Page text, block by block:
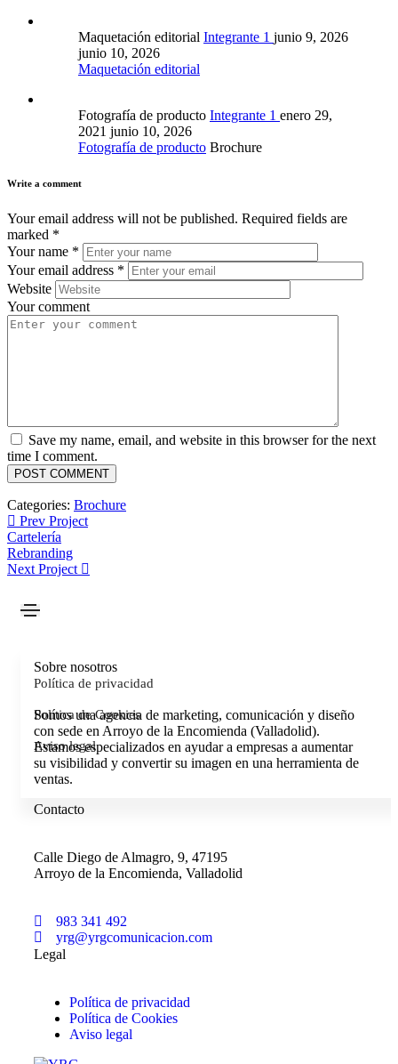
Maquetación editorial Integrante 1 junio 9, 2026
junio 10, 2026
Maquetación editorial
Fotografía de producto Integrante 1 enero 29,
2021 junio 10, 2026
Fotografía de producto Brochure
Write a comment
Your email address will not be published. Required fields are
marked *
Your name *
Your email address *
Website
Your comment
Save my name, email, and website in this browser for the next
time I comment.
Categories: Brochure
Prev Project
Cartelería
Rebranding
Next Project
Política de privacidad
Política de Cookies
Aviso legal
Sobre nosotros
Somos una agencia de marketing, comunicación y diseño
con sede en Arroyo de la Encomienda (Valladolid).
Estamos especializados en ayudar a empresas a aumentar
su visibilidad y convertir su imagen en una herramienta de
ventas.
Contacto
Calle Diego de Almagro, 9, 47195
Arroyo de la Encomienda, Valladolid
983 341 492
yrg@yrgcomunicacion.com
Legal
Política de privacidad
Política de Cookies
Aviso legal